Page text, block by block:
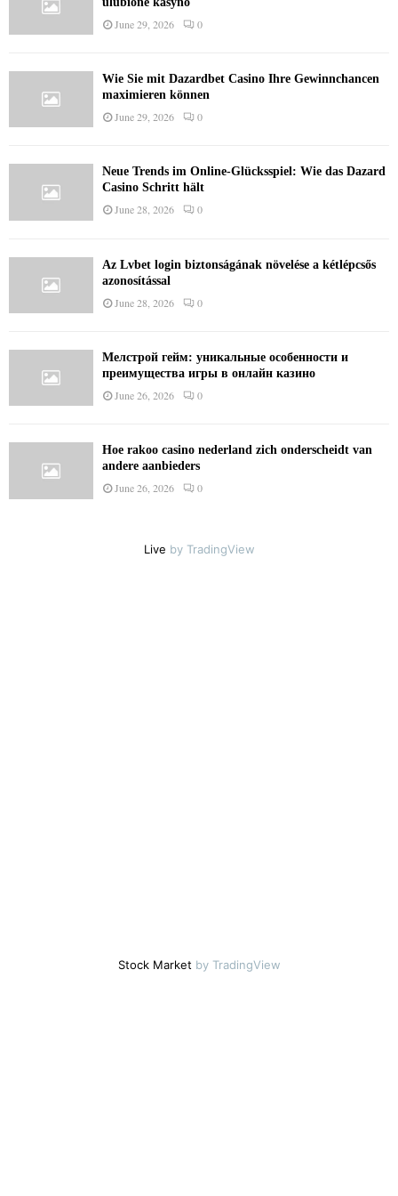
June 29, 2026 0
Wie Sie mit Dazardbet Casino Ihre Gewinnchancen
maximieren können
June 29, 2026 0
Neue Trends im Online-Glücksspiel: Wie das Dazard
Casino Schritt hält
June 28, 2026 0
Az Lvbet login biztonságának növelése a kétlépcsős
azonosítással
June 28, 2026 0
Мелстрой гейм: уникальные особенности и
преимущества игры в онлайн казино
June 26, 2026 0
Hoe rakoo casino nederland zich onderscheidt van
andere aanbieders
June 26, 2026 0
Live by TradingView
Stock Market by TradingView